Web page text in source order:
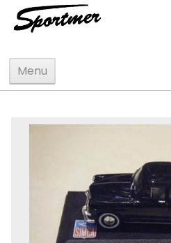
Menu
Maquettes
Radiocommande